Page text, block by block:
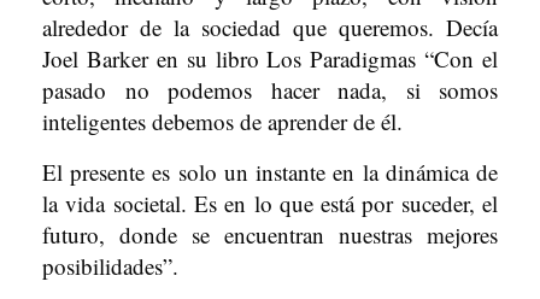
alrededor de la sociedad que queremos. Decía
Joel Barker en su libro Los Paradigmas “Con el
pasado no podemos hacer nada, si somos
inteligentes debemos de aprender de él.
El presente es solo un instante en la dinámica de
la vida societal. Es en lo que está por suceder, el
futuro, donde se encuentran nuestras mejores
posibilidades”.